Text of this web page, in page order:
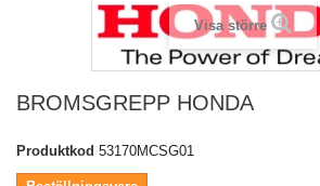
Visa större
BROMSGREPP HONDA
Produktkod 53170MCSG01